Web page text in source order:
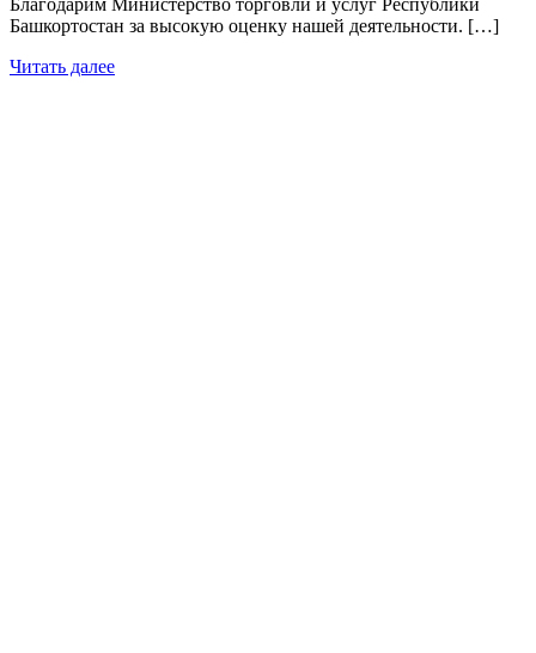
Башкортостан за высокую оценку нашей деятельности. […]
Читать далее